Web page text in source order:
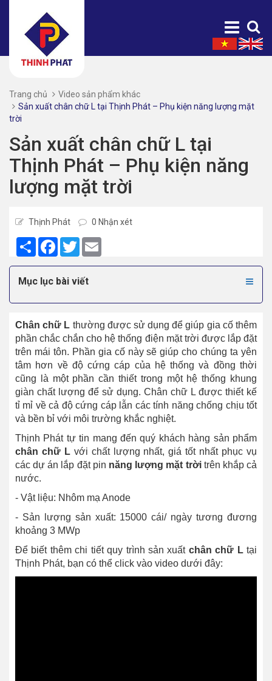
Trang chủ
Video sản phẩm khác
Sản xuất chân chữ L tại Thịnh Phát – Phụ kiện năng lượng mặt
trời
Sản xuất chân chữ L tại
Thịnh Phát – Phụ kiện năng
lượng mặt trời
Thịnh Phát 0 Nhận xét
Share Facebook
Twitter
Mục lục bài viết
Chân chữ L thường được sử dụng để giúp gia cố thêm
phần chắc chắn cho hệ thống điện mặt trời được lắp đặt
trên mái tôn. Phần gia cố này sẽ giúp cho chúng ta yên
tâm hơn về độ cứng cáp của hệ thống và đồng thời
cũng là một phần cần thiết trong một hệ thống khung
giàn chất lượng để sử dụng. Chân chữ L được thiết kế
tỉ mỉ về cả độ cứng cáp lẫn các tính năng chống chịu tốt
và bền bỉ với môi trường khắc nghiệt.
Thịnh Phát tự tin mang đến quý khách hàng sản phẩm
chân chữ Lvới chất lượng nhất, giá tốt nhất phục vụ
các dự án lắp đặt pin năng lượng mặt trờitrên khắp cả
nước.
- Vật liệu: Nhôm mạ Anode
- Sản lượng sản xuất: 15000 cái/ ngày tương đương
khoảng 3 MWp
Để biết thêm chi tiết quy trình sản xuất chân chữ Ltại
Thịnh Phát, bạn có thể click vào video dưới đây: